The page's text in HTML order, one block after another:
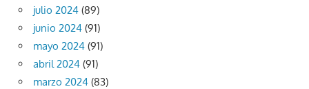
julio 2024 (89)
junio 2024 (91)
mayo 2024 (91)
abril 2024 (91)
marzo 2024 (83)